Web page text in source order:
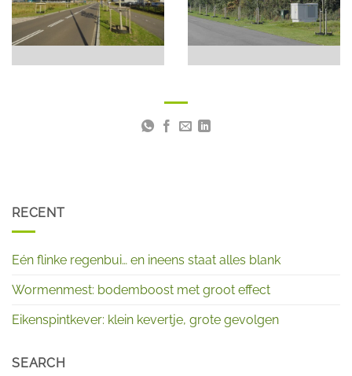
RECENT
Eén flinke regenbui… en ineens staat alles blank
Wormenmest: bodemboost met groot effect
Eikenspintkever: klein kevertje, grote gevolgen
SEARCH